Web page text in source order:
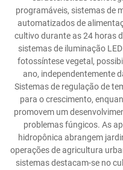
programáveis, sistemas de
automatizados de
cultivo durante as 24 horas
sistemas de iluminação
fotossíntese vegetal,
ano, independentemente
Sistemas de regulação de
para o crescimento,
promovem um
problemas fúngicos. As
hidropônica abrangem
operações de agricultura
sistemas destacam-se no